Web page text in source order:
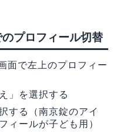
プロフィール切替
面で左上のプロフィー
」を選択する
する（南京錠のアイ
ィールが子ども用）